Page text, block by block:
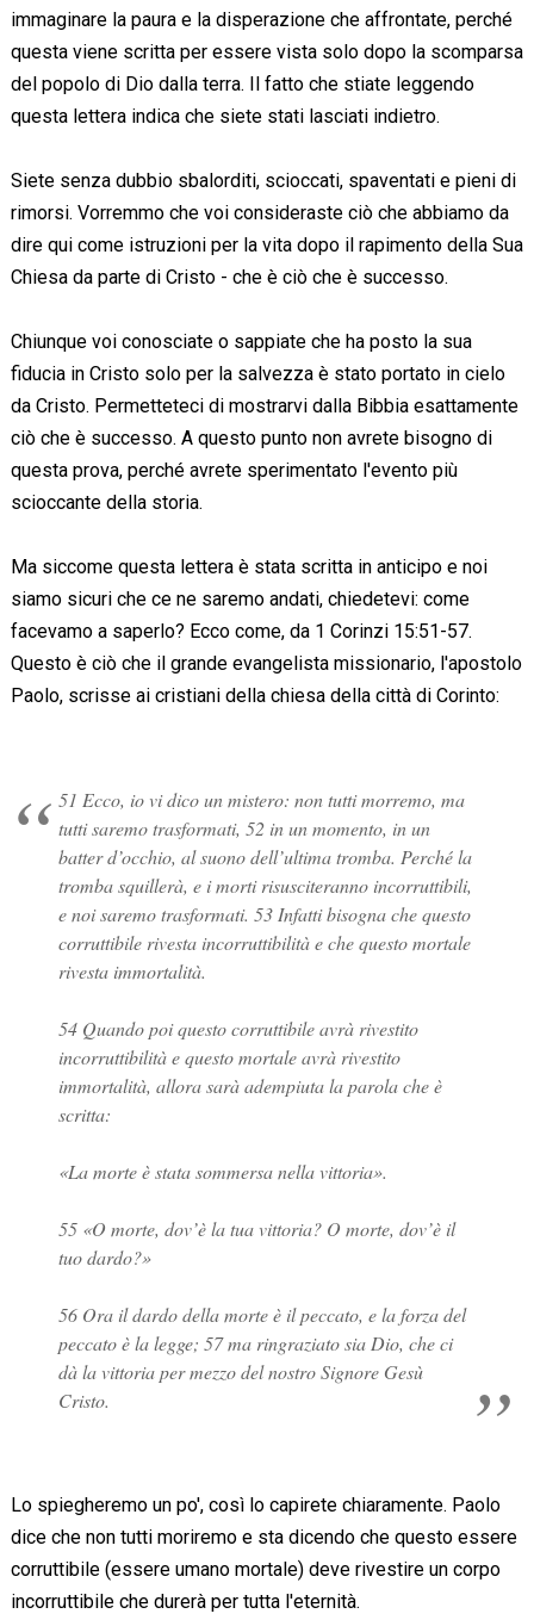
immaginare la paura e la disperazione che affrontate, perché
questa viene scritta per essere vista solo dopo la scomparsa
del popolo di Dio dalla terra. Il fatto che stiate leggendo
questa lettera indica che siete stati lasciati indietro.
Siete senza dubbio sbalorditi, scioccati, spaventati e pieni di
rimorsi. Vorremmo che voi consideraste ciò che abbiamo da
dire qui come istruzioni per la vita dopo il rapimento della Sua
Chiesa da parte di Cristo - che è ciò che è successo.
Chiunque voi conosciate o sappiate che ha posto la sua
fiducia in Cristo solo per la salvezza è stato portato in cielo
da Cristo. Permetteteci di mostrarvi dalla Bibbia esattamente
ciò che è successo. A questo punto non avrete bisogno di
questa prova, perché avrete sperimentato l'evento più
scioccante della storia.
Ma siccome questa lettera è stata scritta in anticipo e noi
siamo sicuri che ce ne saremo andati, chiedetevi: come
facevamo a saperlo? Ecco come, da 1 Corinzi 15:51-57.
Questo è ciò che il grande evangelista missionario, l'apostolo
Paolo, scrisse ai cristiani della chiesa della città di Corinto:
51 Ecco, io vi dico un mistero: non tutti morremo, ma
tutti saremo trasformati, 52 in un momento, in un
batter d’occhio, al suono dell’ultima tromba. Perché la
tromba squillerà, e i morti risusciteranno incorruttibili,
e noi saremo trasformati. 53 Infatti bisogna che questo
corruttibile rivesta incorruttibilità e che questo mortale
rivesta immortalità.
54 Quando poi questo corruttibile avrà rivestito
incorruttibilità e questo mortale avrà rivestito
immortalità, allora sarà adempiuta la parola che è
scritta:
«La morte è stata sommersa nella vittoria».
55 «O morte, dov’è la tua vittoria? O morte, dov’è il
tuo dardo?»
56 Ora il dardo della morte è il peccato, e la forza del
peccato è la legge; 57 ma ringraziato sia Dio, che ci
dà la vittoria per mezzo del nostro Signore Gesù
Cristo.
Lo spiegheremo un po', così lo capirete chiaramente. Paolo
dice che non tutti moriremo e sta dicendo che questo essere
corruttibile (essere umano mortale) deve rivestire un corpo
incorruttibile che durerà per tutta l'eternità.